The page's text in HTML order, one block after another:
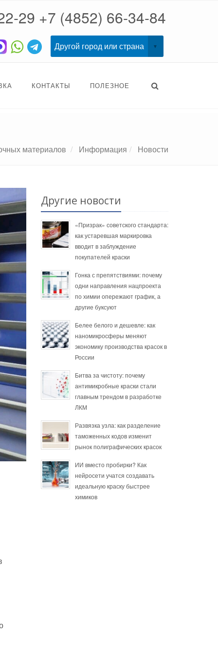
29 +7 (4852) 66-34-84
КОНТАКТЫ ПОЛЕЗНОЕ
материалов Информация Новости
Другие новости
«Призрак» советского стандарта:
как устаревшая маркировка
вводит в заблуждение
покупателей краски
Гонка с препятствиями: почему
одни направления нацпроекта
по химии опережают график, а
другие буксуют
Белее белого и дешевле: как
наномикросферы меняют
экономику производства красок в
России
Битва за чистоту: почему
антимикробные краски стали
главным трендом в разработке
ЛКМ
Развязка узла: как разделение
таможенных кодов изменит
рынок полиграфических красок
ИИ вместо пробирки? Как
нейросети учатся создавать
идеальную краску быстрее
химиков